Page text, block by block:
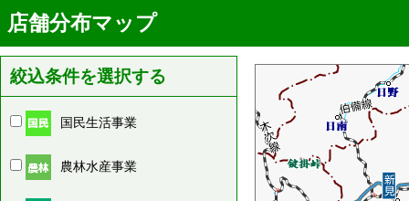
店舗分布マップ
絞込条件を選択する
国民生活事業
農林水産事業